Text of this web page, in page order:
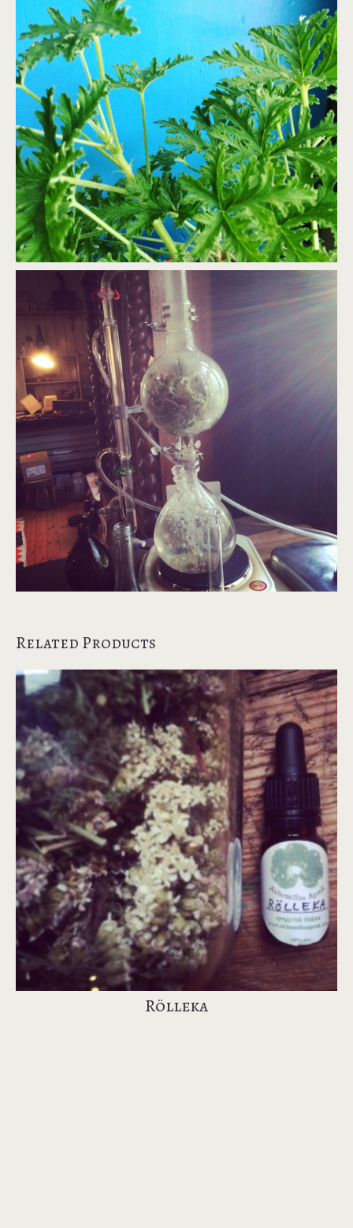
Related Products
Rölleka